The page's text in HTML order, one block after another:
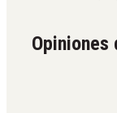
Opiniones